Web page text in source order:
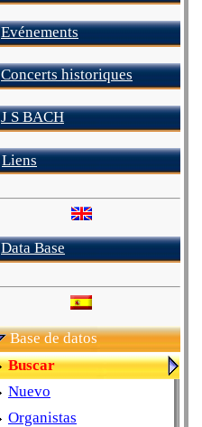
Evénements
Concerts historiques
J S BACH
Liens
Data Base
Base de datos
Buscar
Nuevo
Organistas